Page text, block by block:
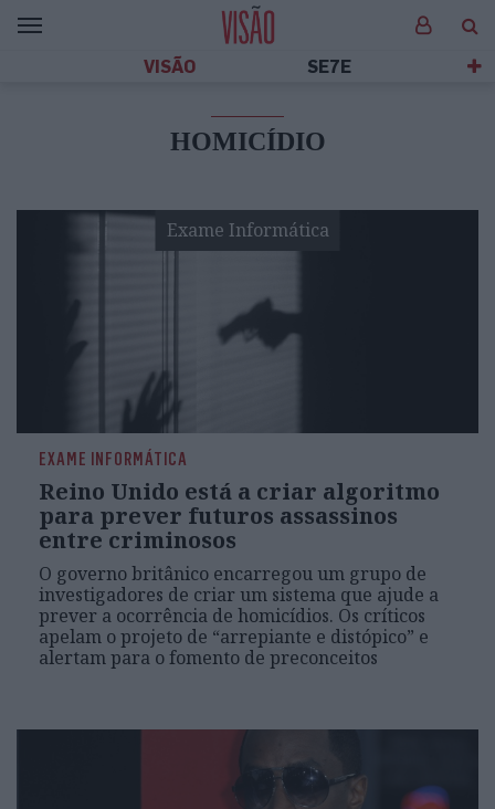
VISÃO SE7E
HOMICÍDIO
Exame Informática
EXAME INFORMÁTICA
Reino Unido está a criar algoritmo
para prever futuros assassinos
entre criminosos
O governo britânico encarregou um grupo de
investigadores de criar um sistema que ajude a
prever a ocorrência de homicídios. Os críticos
apelam o projeto de “arrepiante e distópico” e
alertam para o fomento de preconceitos